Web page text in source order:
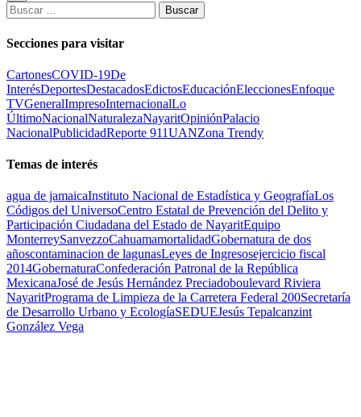
Buscar:
Secciones para visitar
CartonesCOVID-19De
InterésDeportesDestacadosEdictosEducaciónEleccionesEnfoque
TVGeneralImpresoInternacionalLo
ÚltimoNacionalNaturalezaNayaritOpiniónPalacio
NacionalPublicidadReporte 911UANZona Trendy
Temas de interés
agua de jamaicaInstituto Nacional de Estadística y GeografíaLos
Códigos del UniversoCentro Estatal de Prevención del Delito y
Participación Ciudadana del Estado de NayaritEquipo
MonterreySanvezzoCahuamamortalidadGobernatura de dos
añoscontaminacion de lagunasLeyes de Ingresosejercicio fiscal
2014GobernaturaConfederación Patronal de la República
MexicanaJosé de Jesús Hernández Preciadoboulevard Riviera
NayaritPrograma de Limpieza de la Carretera Federal 200Secretaría
de Desarrollo Urbano y EcologíaSEDUEJesús Tepalcanzint
González Vega